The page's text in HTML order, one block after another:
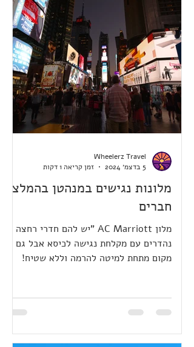
מלונות נגישים במנהטן בהמלצת
חברים
מלון AC Marriott "יש להם חדרי רחצה
נהדרים עם מקלחת נגישה לכיסא אבל גם
מקום מתחת למיטה להרמה וללא שטיח!
Wheelerz Travel
5 בדצמ׳ 2024
זמן קריאה 1 דקות